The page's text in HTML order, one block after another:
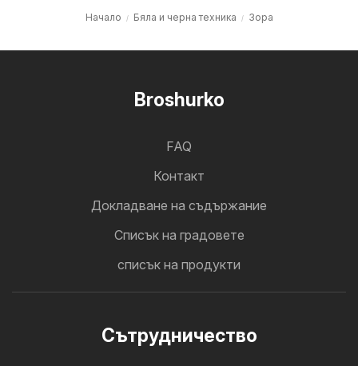
Начало Бяла и черна техника Зора
Broshurko
FAQ
Контакт
Докладване на съдържание
Cписък на градовете
списък на продукти
Cътрудничество